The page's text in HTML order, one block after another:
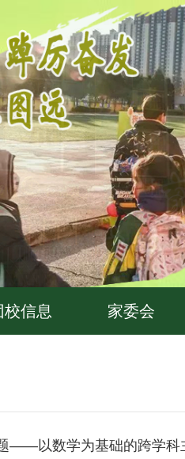
校信息 家委会
——以数学为基础的跨学科